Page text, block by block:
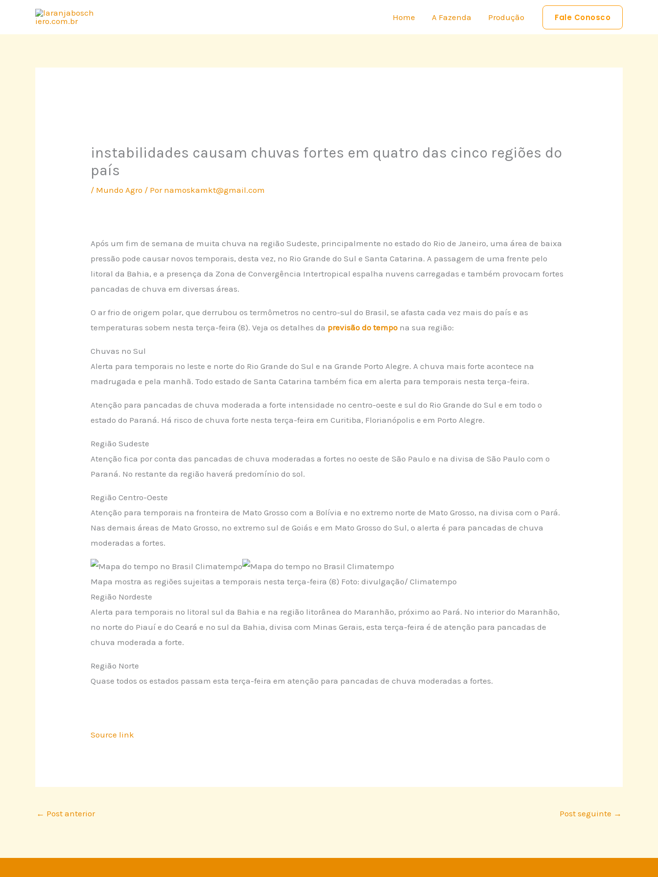
o
Home A Fazenda Produção Fale Conosco
instabilidades causam chuvas fortes em quatro das cinco regiões do
país
/ Mundo Agro / Por namoskamkt@gmail.com
Após um fim de semana de muita chuva na região Sudeste, principalmente no estado do Rio de Janeiro, uma área de baixa
pressão pode causar novos temporais, desta vez, no Rio Grande do Sul e Santa Catarina. A passagem de uma frente pelo
litoral da Bahia, e a presença da Zona de Convergência Intertropical espalha nuvens carregadas e também provocam fortes
pancadas de chuva em diversas áreas.
O ar frio de origem polar, que derrubou os termômetros no centro-sul do Brasil, se afasta cada vez mais do país e as
temperaturas sobem nesta terça-feira (8). Veja os detalhes da previsão do tempo na sua região:
Chuvas no Sul
Alerta para temporais no leste e norte do Rio Grande do Sul e na Grande Porto Alegre. A chuva mais forte acontece na
madrugada e pela manhã. Todo estado de Santa Catarina também fica em alerta para temporais nesta terça-feira.
Atenção para pancadas de chuva moderada a forte intensidade no centro-oeste e sul do Rio Grande do Sul e em todo o
estado do Paraná. Há risco de chuva forte nesta terça-feira em Curitiba, Florianópolis e em Porto Alegre.
Região Sudeste
Atenção fica por conta das pancadas de chuva moderadas a fortes no oeste de São Paulo e na divisa de São Paulo com o
Paraná. No restante da região haverá predomínio do sol.
Região Centro-Oeste
Atenção para temporais na fronteira de Mato Grosso com a Bolívia e no extremo norte de Mato Grosso, na divisa com o Pará.
Nas demais áreas de Mato Grosso, no extremo sul de Goiás e em Mato Grosso do Sul, o alerta é para pancadas de chuva
moderadas a fortes.
Mapa mostra as regiões sujeitas a temporais nesta terça-feira (8) Foto: divulgação/ Climatempo
Região Nordeste
Alerta para temporais no litoral sul da Bahia e na região litorânea do Maranhão, próximo ao Pará. No interior do Maranhão,
no norte do Piauí e do Ceará e no sul da Bahia, divisa com Minas Gerais, esta terça-feira é de atenção para pancadas de
chuva moderada a forte.
Região Norte
Quase todos os estados passam esta terça-feira em atenção para pancadas de chuva moderadas a fortes.
Source link
← Post anterior Post seguinte →